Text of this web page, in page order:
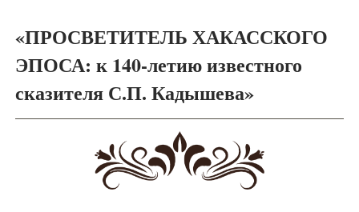
«ПРОСВЕТИТЕЛЬ ХАКАССКОГО
ЭПОСА: к 140-летию известного
сказителя С.П. Кадышева»